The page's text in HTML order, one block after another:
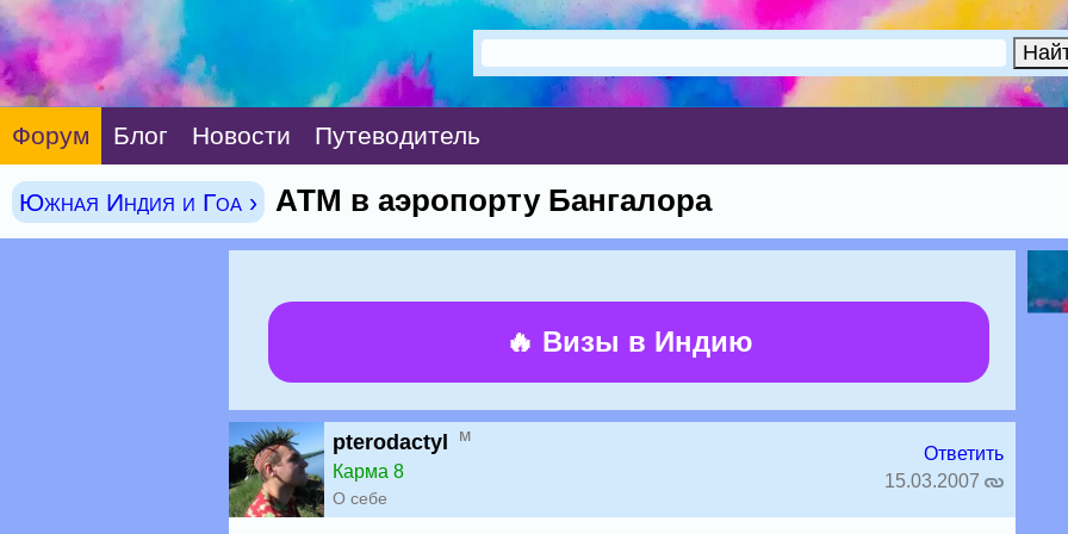
Форум Блог Новости Путеводитель
Южная Индия и Гоа › АТМ в аэропорту Бангалора
🔥 Визы в Индию
pterodactyl
м
Карма 8
О себе
Ответить
15.03.2007